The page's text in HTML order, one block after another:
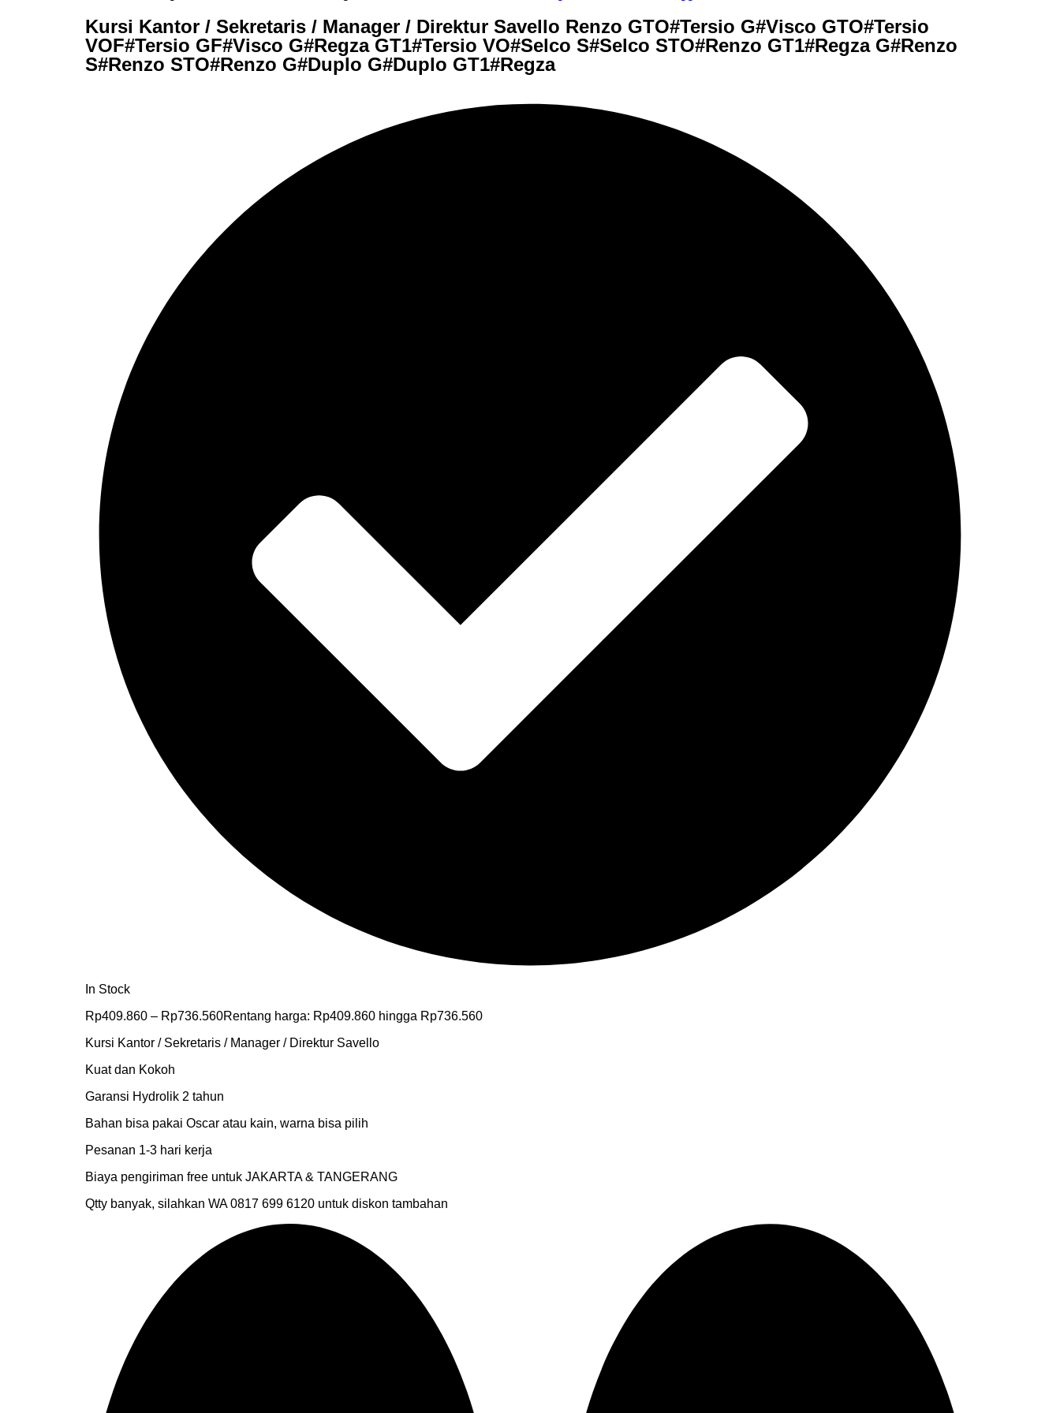
Kursi Kantor / Sekretaris / Manager / Direktur Savello Renzo GTO#Tersio G#Visco GTO#Tersio
VOF#Tersio GF#Visco G#Regza GT1#Tersio VO#Selco S#Selco STO#Renzo GT1#Regza G#Renzo
S#Renzo STO#Renzo G#Duplo G#Duplo GT1#Regza
In Stock
Rp409.860 – Rp736.560Rentang harga: Rp409.860 hingga Rp736.560
Kursi Kantor / Sekretaris / Manager / Direktur Savello
Kuat dan Kokoh
Garansi Hydrolik 2 tahun
Bahan bisa pakai Oscar atau kain, warna bisa pilih
Pesanan 1-3 hari kerja
Biaya pengiriman free untuk JAKARTA & TANGERANG
Qtty banyak, silahkan WA 0817 699 6120 untuk diskon tambahan